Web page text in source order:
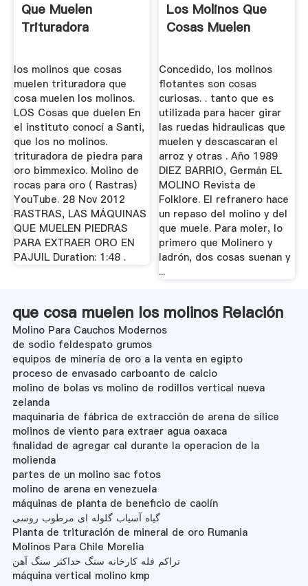
Que Muelen
Trituradora
los molinos que cosas
muelen trituradora que
cosa muelen los molinos.
LOS Cosas que duelen En
el instituto conocí a Santi,
que los no molinos.
trituradora de piedra para
oro bimmexico. Molino de
rocas para oro ( Rastras)
YouTube. 28 Nov 2012
RASTRAS, LAS MÁQUINAS
QUE MUELEN PIEDRAS
PARA EXTRAER ORO EN
PAJUIL Duration: 1:48 .
Los Molinos Que
Cosas Muelen
Concedido, los molinos
flotantes son cosas
curiosas. . tanto que es
utilizada para hacer girar
las ruedas hidraulicas que
muelen y descascaran el
arroz y otras . Año 1989
DIEZ BARRIO, Germán EL
MOLINO Revista de
Folklore. El refranero hace
un repaso del molino y del
que muele. Para moler, lo
primero que Molinero y
ladrón, dos cosas suenan y
...
que cosa muelen los molinos Relación
Molino Para Cauchos Modernos
de sodio feldespato grumos
equipos de minería de oro a la venta en egipto
proceso de envasado carboanto de calcio
molino de bolas vs molino de rodillos vertical nueva
zelanda
maquinaria de fábrica de extracción de arena de sílice
molinos de viento para extraer agua oaxaca
finalidad de agregar cal durante la operacion de la
molienda
partes de un molino sac fotos
molino de arena en venezuela
máquinas de planta de beneficio de caolín
گیاه آسیاب گلوله ای مرطوب روسی
Planta de trituración de mineral de oro Rumania
Molinos Para Chile Morelia
تراکم فله کارخانه سنگ حداکثر سنگ آهن
máquina vertical molino kmp